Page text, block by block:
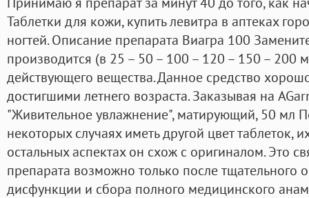
Таблетки для кожи, купить левитра в аптеках
ногтей. Описание препарата Виагра 100
производится (в 25 – 50 – 100 – 120 – 150 – 200
действующего вещества. Данное средство
достигшими летнего возраста. Заказывая на
"Живительное увлажнение", матирующий, 50 мл
некоторых случаях иметь другой цвет таблеток,
остальных аспектах он схож с оригиналом. Это
препарата возможно только после тщательного
дисфункции и сбора полного медицинского